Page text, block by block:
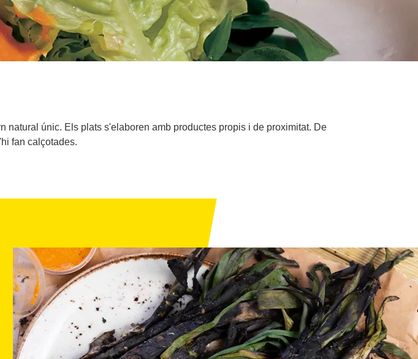
únic. Els plats s'elaboren amb productes propis i de proximitat. De
fan calçotades.